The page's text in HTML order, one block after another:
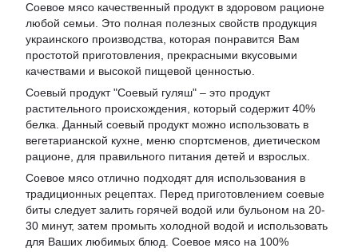
Соевое мясо качественный продукт в здоровом рационе
любой семьи. Это полная полезных свойств продукция
украинского производства, которая понравится Вам
простотой приготовления, прекрасными вкусовыми
качествами и высокой пищевой ценностью.
Соевый продукт "Соевый гуляш" – это продукт
растительного происхождения, который содержит 40%
белка. Данный соевый продукт можно использовать в
вегетарианской кухне, меню спортсменов, диетическом
рационе, для правильного питания детей и взрослых.
Соевое мясо отлично подходят для использования в
традиционных рецептах. Перед приготовлением соевые
биты следует залить горячей водой или бульоном на 20-
30 минут, затем промыть холодной водой и использовать
для Ваших любимых блюд. Соевое мясо на 100%